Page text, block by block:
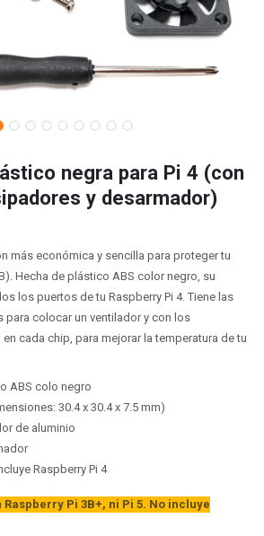
negra para Pi 4 (con
y desarmador)
más económica y sencilla para proteger tu
Hecha de plástico ABS color negro, su
los puertos de tu Raspberry Pi 4. Tiene las
para colocar un ventilador y con los
cada chip, para mejorar la temperatura de tu
ABS colo negro
30.4 x 30.4 x 7.5 mm)
de aluminio
Raspberry Pi 4
Pi 3B+, ni Pi 5. No incluye